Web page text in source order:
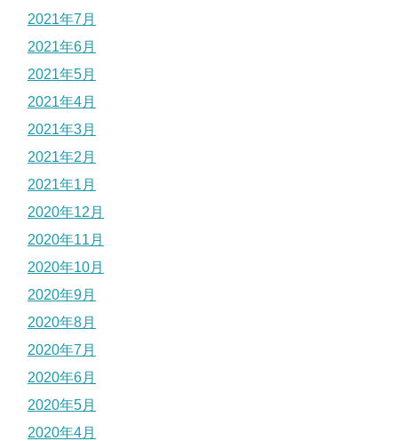
2021年7月
2021年6月
2021年5月
2021年4月
2021年3月
2021年2月
2021年1月
2020年12月
2020年11月
2020年10月
2020年9月
2020年8月
2020年7月
2020年6月
2020年5月
2020年4月